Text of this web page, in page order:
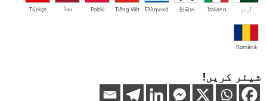
اُردو Italiano
한국어
Ελληνικά
Tiếng Việt
Polski
ไทย
Türkçe
Română
شیئر کریں!